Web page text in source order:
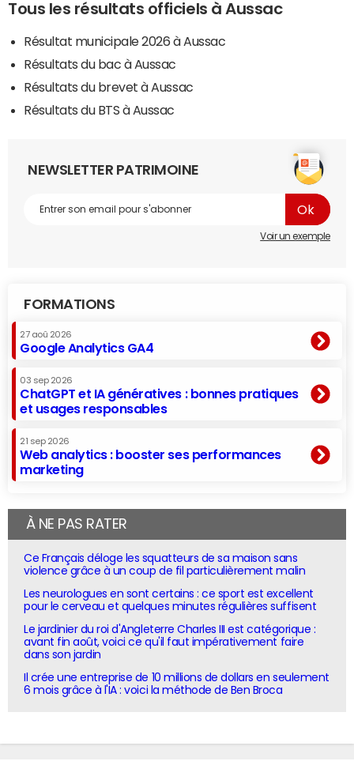
Tous les résultats officiels à Aussac
Résultat municipale 2026 à Aussac
Résultats du bac à Aussac
Résultats du brevet à Aussac
Résultats du BTS à Aussac
NEWSLETTER PATRIMOINE
Voir un exemple
FORMATIONS
27 aoû 2026
Google Analytics GA4
03 sep 2026
ChatGPT et IA génératives : bonnes pratiques
et usages responsables
21 sep 2026
Web analytics : booster ses performances
marketing
À NE PAS RATER
Ce Français déloge les squatteurs de sa maison sans
violence grâce à un coup de fil particulièrement malin
Les neurologues en sont certains : ce sport est excellent
pour le cerveau et quelques minutes régulières suffisent
Le jardinier du roi d'Angleterre Charles III est catégorique :
avant fin août, voici ce qu'il faut impérativement faire
dans son jardin
Il crée une entreprise de 10 millions de dollars en seulement
6 mois grâce à l'IA : voici la méthode de Ben Broca